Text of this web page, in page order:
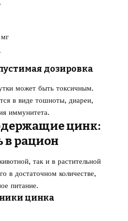
дозировка
может быть токсичным.
в виде тошноты, диареи,
иммунитета.
цинк:
в рацион
так и в растительной
в достаточном количестве,
питание.
цинка